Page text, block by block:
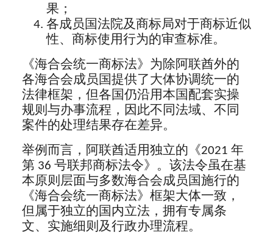
果；
各成员国法院及商标局对于商标近似
性、商标使用行为的审查标准。
《海合会统一商标法》为除阿联酋外的
各海合会成员国提供了大体协调统一的
法律框架，但各国仍沿用本国配套实操
规则与办事流程，因此不同法域、不同
案件的处理结果存在差异。
举例而言，阿联酋适用独立的《2021 年
第 36 号联邦商标法令》。该法令虽在基
本原则层面与多数海合会成员国施行的
《海合会统一商标法》框架大体一致，
但属于独立的国内立法，拥有专属条
文、实施细则及行政办理流程。